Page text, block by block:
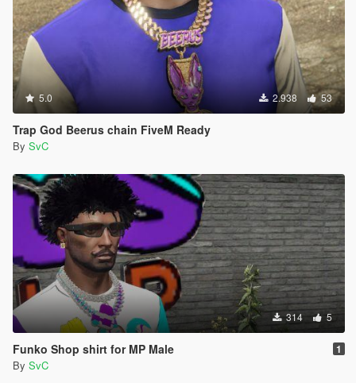
5.0 2.938 53
Trap God Beerus chain FiveM Ready
By SvC
314 5
Funko Shop shirt for MP Male 1
By SvC